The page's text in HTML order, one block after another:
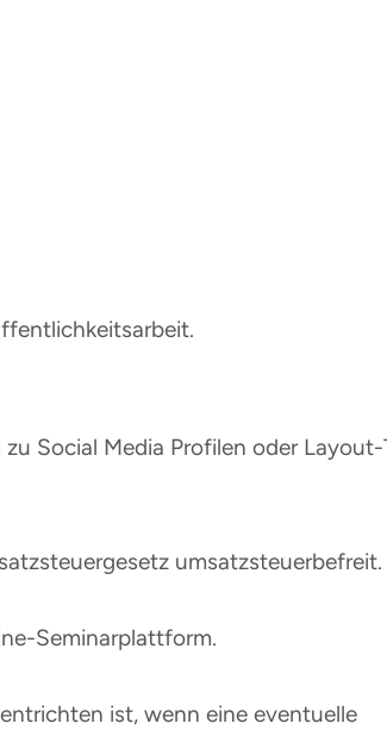
Social Media Profilen oder Layout-
umsatzsteuerbefreit.
Seminarplattform.
ist, wenn eine eventuelle